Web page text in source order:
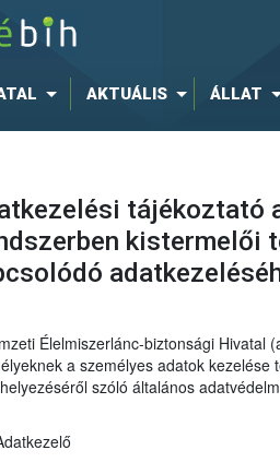
AKTUÁLIS ÁLLAT
tájékoztató
kistermelői
Élelmiszerlánc-biztonsági Hivatal
a személyes adatok
szóló általános